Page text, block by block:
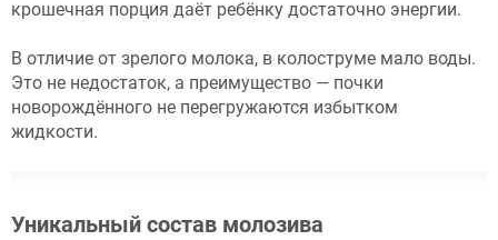
крошечная порция даёт ребёнку достаточно энергии.
В отличие от зрелого молока, в колоструме мало воды.
Это не недостаток, а преимущество — почки
новорождённого не перегружаются избытком
жидкости.
Уникальный состав молозива